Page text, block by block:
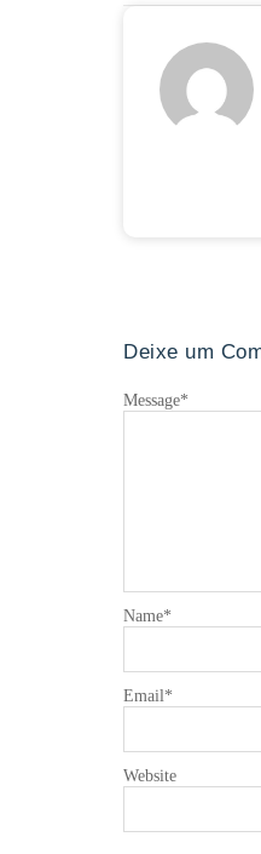
Deixe um
Message*
Name*
Email*
Website